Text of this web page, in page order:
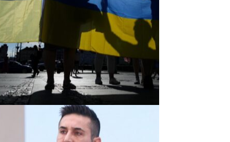
EUR
: 5,2554 RON
+0,0041 ▲
: 4,5584 RON
+0,0077 ▲
: 5,6244 RON
+0,0023 ▲
GBP : 6,1277 RON
+0,0041 ▲
Convertor valutar
»